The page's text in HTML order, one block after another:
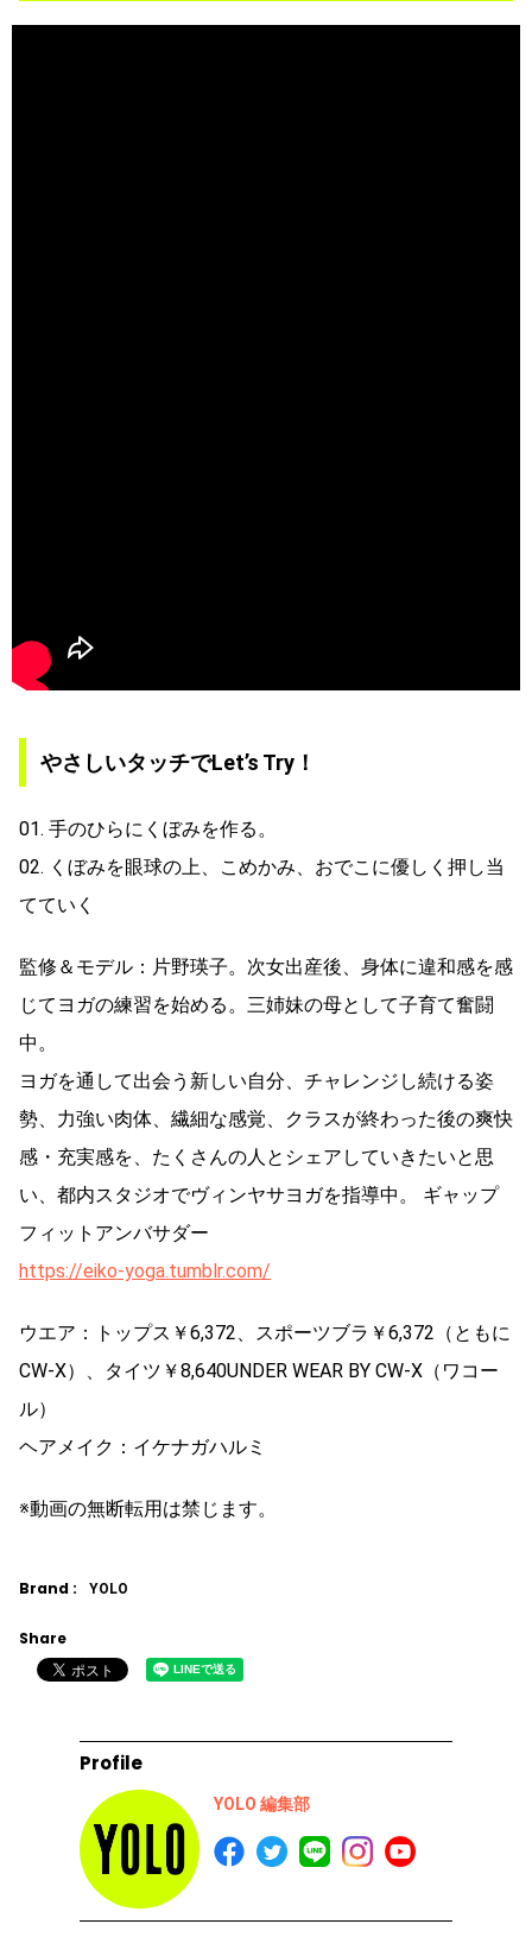
やさしいタッチでLet’s Try！
01. 手のひらにくぼみを作る。
02. くぼみを眼球の上、こめかみ、おでこに優しく押し当
てていく
監修＆モデル：片野瑛子。次女出産後、身体に違和感を感
じてヨガの練習を始める。三姉妹の母として子育て奮闘
中。
ヨガを通して出会う新しい自分、チャレンジし続ける姿
勢、力強い肉体、繊細な感覚、クラスが終わった後の爽快
感・充実感を、たくさんの人とシェアしていきたいと思
い、都内スタジオでヴィンヤサヨガを指導中。 ギャップ
フィットアンバサダー
https://eiko-yoga.tumblr.com/
ウエア：トップス￥6,372、スポーツブラ￥6,372（ともに
CW-X）、タイツ￥8,640UNDER WEAR BY CW-X（ワコー
ル）
ヘアメイク：イケナガハルミ
※動画の無断転用は禁じます。
Brand : YOLO
Share
Profile
YOLO 編集部